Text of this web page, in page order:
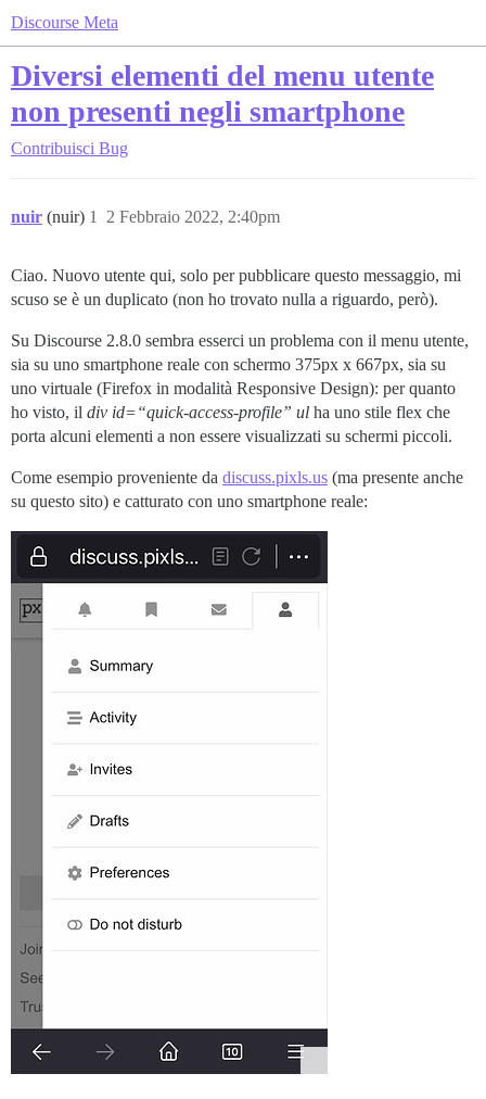
Discourse Meta
Diversi elementi del menu utente
non presenti negli smartphone
Contribuisci Bug
nuir (nuir) 2 Febbraio 2022, 2:40pm
1
Ciao. Nuovo utente qui, solo per pubblicare questo messaggio, mi
scuso se è un duplicato (non ho trovato nulla a riguardo, però).
Su Discourse 2.8.0 sembra esserci un problema con il menu utente,
sia su uno smartphone reale con schermo 375px x 667px, sia su
uno virtuale (Firefox in modalità Responsive Design): per quanto
ho visto, il div id=“quick-access-profile” ul ha uno stile flex che
porta alcuni elementi a non essere visualizzati su schermi piccoli.
Come esempio proveniente da discuss.pixls.us (ma presente anche
su questo sito) e catturato con uno smartphone reale: